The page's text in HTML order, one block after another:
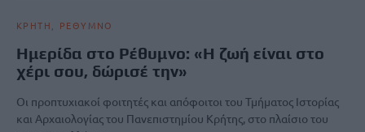
ΚΡΗΤΗ ΡΕΘΥΜΝΟ
Ημερίδα στο Ρέθυμνο: «Η ζωή είναι στο
χέρι σου, δώρισέ την»
Οι προπτυχιακοί φοιτητές και απόφοιτοι του Τμήματος Ιστορίας
και Αρχαιολογίας του Πανεπιστημίου Κρήτης, στο πλαίσιο του